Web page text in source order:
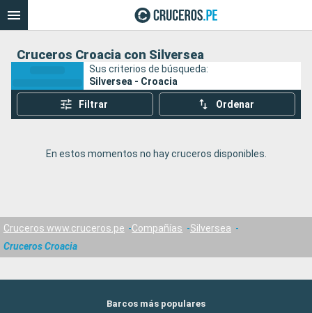
Cruceros Croacia con Silversea
Sus criterios de búsqueda:
Silversea - Croacia
Filtrar Ordenar
En estos momentos no hay cruceros disponibles.
Cruceros www.cruceros.pe Compañías
Silversea
Cruceros Croacia
Barcos más populares